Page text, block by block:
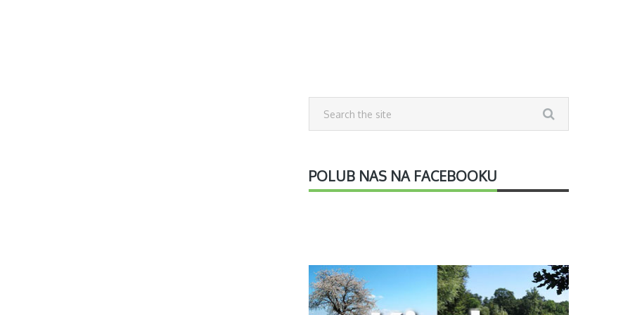
POLUB NAS NA FACEBOOKU